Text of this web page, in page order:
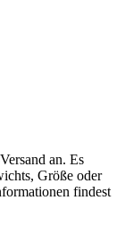
an. Es
Größe oder
findest